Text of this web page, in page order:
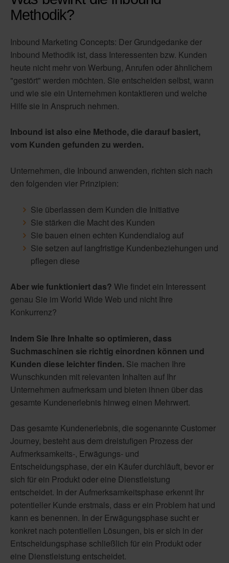
Methodik?
Inbound Marketing Concepts: Der Grundgedanke der
Inbound Methodik ist, dass Interessenten bzw. Kunden
heute nicht mehr von Werbung, Anrufen oder ähnlichem
"gestört" werden möchten. Sie entscheiden selbst, wann
und wie sie ein Unternehmen kontaktieren und welche
Hilfe sie in Anspruch nehmen.
Inbound ist also eine Methode, die darauf basiert,
vom Kunden gefunden zu werden.
Unternehmen, die Inbound anwenden, richten sich nach
den folgenden vier Prinzipien:
Sie überlassen dem Kunden die Initiative
Sie stärken die Macht des Kunden
Sie bauen einen echten Kundendialog auf
Sie setzen auf langfristige Kundenbeziehungen und
pflegen diese
Aber wie funktioniert das? Wie findet ein Interessent
genau Sie im World Wide Web und nicht Ihre
Konkurrenz?
Indem Sie Ihre Inhalte so optimieren, dass
Suchmaschinen sie richtig einordnen können und
Kunden diese leichter finden. Sie machen Ihre
Wunschkunden mit relevanten Inhalten auf Ihr
Unternehmen aufmerksam und bieten ihnen über das
gesamte Kundenerlebnis hinweg einen Mehrwert.
Das gesamte Kundenerlebnis, die sogenannte Customer
Journey, besteht aus dem dreistufigen Prozess der
Aufmerksamkeits-, Erwägungs- und
Entscheidungsphase, der ein Käufer durchläuft, bevor er
sich für ein Produkt oder eine Dienstleistung
entscheidet. In der Aufmerksamkeitsphase erkennt Ihr
potentieller Kunde erstmals, dass er ein Problem hat und
kann es benennen. In der Erwägungsphase sucht er
konkret nach potentiellen Lösungen, bis er sich in der
Entscheidungsphase schließlich für ein Produkt oder
eine Dienstleistung entscheidet.